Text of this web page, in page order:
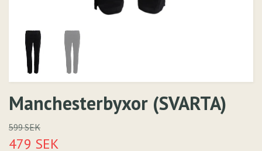
Manchesterbyxor (SVARTA)
599 SEK
479 SEK